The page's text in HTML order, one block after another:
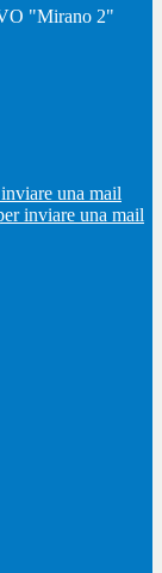
"Mirano 2"
una mail
inviare una mail